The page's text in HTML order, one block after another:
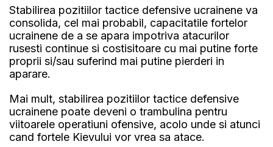
Stabilirea pozitiilor tactice defensive ucrainene va
consolida, cel mai probabil, capacitatile fortelor
ucrainene de a se apara impotriva atacurilor
rusesti continue si costisitoare cu mai putine forte
proprii si/sau suferind mai putine pierderi in
aparare.
Mai mult, stabilirea pozitiilor tactice defensive
ucrainene poate deveni o trambulina pentru
viitoarele operatiuni ofensive, acolo unde si atunci
cand fortele Kievului vor vrea sa atace.